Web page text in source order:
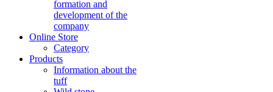
formation and
development of the
company
Online Store
Category
Products
Information about the
tuff